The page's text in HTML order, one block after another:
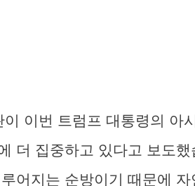
이번 트럼프 대통령의 아
더 집중하고 있다고 보도
어지는 순방이기 때문에